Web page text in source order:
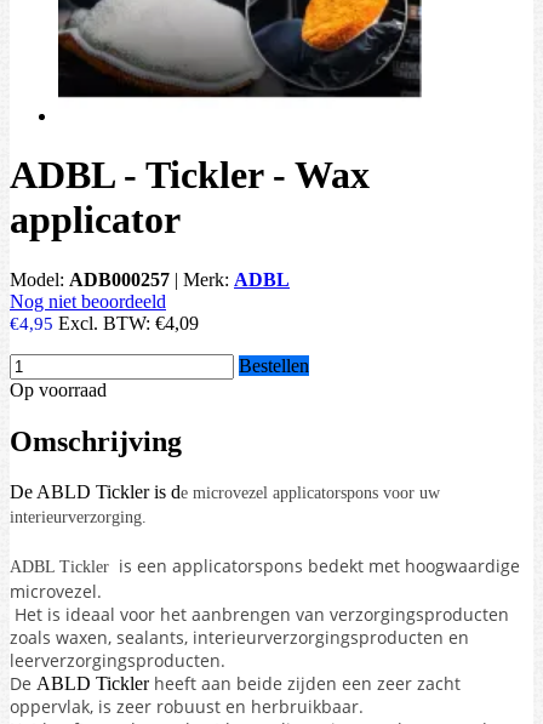
ADBL - Tickler - Wax
applicator
Model: ADB000257 | Merk: ADBL
Nog niet beoordeeld
€4,95 Excl. BTW: €4,09
Bestellen
Op voorraad
Omschrijving
De ABLD Tickler is de microvezel applicatorspons voor uw
interieurverzorging.
ADBL Tickler is een applicatorspons bedekt met hoogwaardige
microvezel.
Het is ideaal voor het aanbrengen van verzorgingsproducten
zoals waxen, sealants, interieurverzorgingsproducten en
leerverzorgingsproducten.
De ABLD Tickler heeft aan beide zijden een zeer zacht
oppervlak, is zeer robuust en herbruikbaar.